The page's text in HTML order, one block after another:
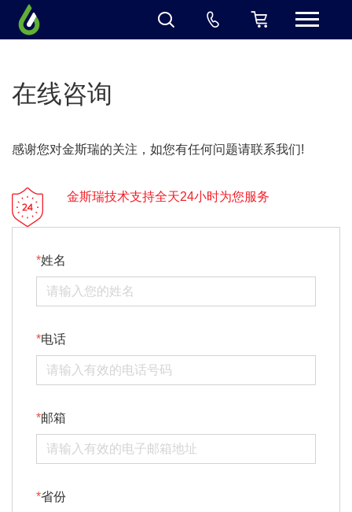
在线咨询
感谢您对金斯瑞的关注，如您有任何问题请联系我们!
金斯瑞技术支持全天24小时为您服务
姓名
电话
邮箱
省份